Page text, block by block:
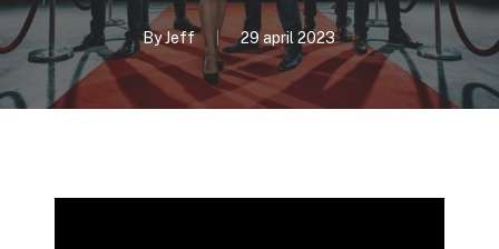
ByJeff 29 april 2023